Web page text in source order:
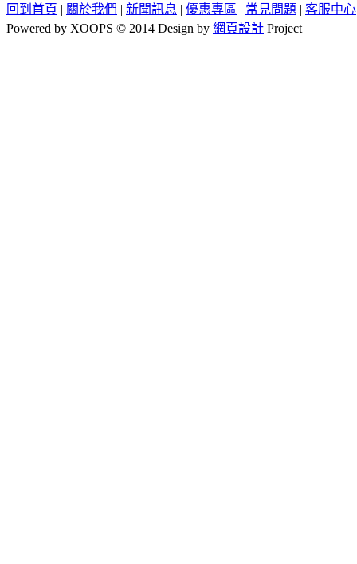
回到首頁 | 關於我們 | 新聞訊息 | 優惠專區 | 常見問題 | 客服中心
Powered by XOOPS © 2014 Design by 網頁設計 Project